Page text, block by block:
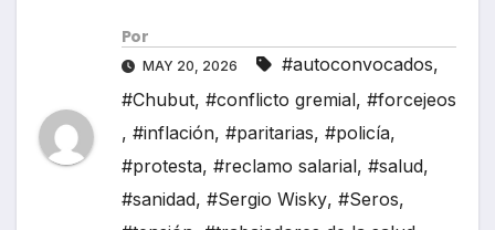
Por
MAY 20, 2026 #autoconvocados,
#Chubut, #conflicto gremial, #forcejeos
, #inflación, #paritarias, #policía,
#protesta, #reclamo salarial, #salud,
#sanidad, #Sergio Wisky, #Seros,